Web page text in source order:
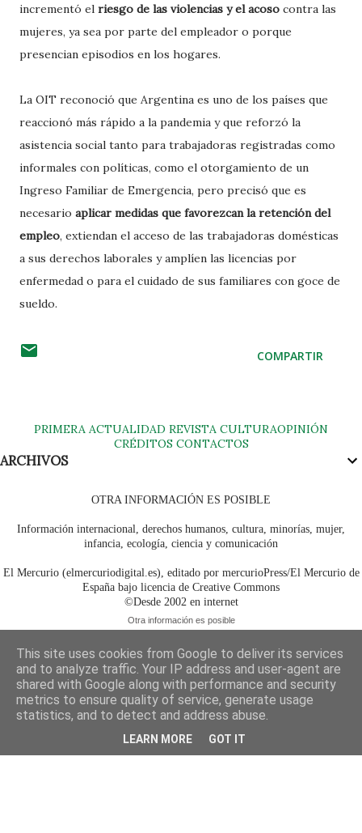
incrementó el riesgo de las violencias y el acoso contra las
mujeres, ya sea por parte del empleador o porque
presencian episodios en los hogares.
La OIT reconoció que Argentina es uno de los países que
reaccionó más rápido a la pandemia y que reforzó la
asistencia social tanto para trabajadoras registradas como
informales con políticas, como el otorgamiento de un
Ingreso Familiar de Emergencia, pero precisó que es
necesario aplicar medidas que favorezcan la retención del
empleo, extiendan el acceso de las trabajadoras domésticas
a sus derechos laborales y amplíen las licencias por
enfermedad o para el cuidado de sus familiares con goce de
sueldo.
COMPARTIR
PRIMERA ACTUALIDAD REVISTA CULTURAOPINIÓN
CRÉDITOSCONTACTOS
ARCHIVOS
OTRA INFORMACIÓN ES POSIBLE
Información internacional, derechos humanos, cultura, minorías, mujer,
infancia, ecología, ciencia y comunicación
El Mercurio (elmercuriodigital.es), editado por mercurioPress/El Mercurio de
España bajo licencia de Creative Commons
©Desde 2002 en internet
Otra información es posible
This site uses cookies from Google to deliver its services
and to analyze traffic. Your IP address and user-agent are
shared with Google along with performance and security
metrics to ensure quality of service, generate usage
statistics, and to detect and address abuse.
LEARN MORE GOT IT